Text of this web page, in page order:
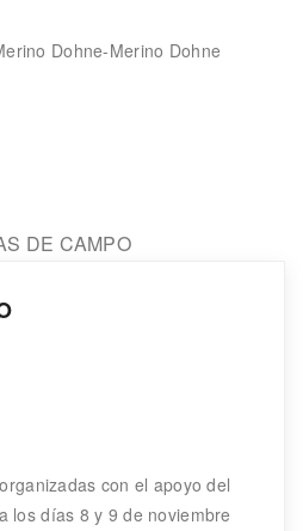
con el apoyo del
los días 8 y 9 de noviembre